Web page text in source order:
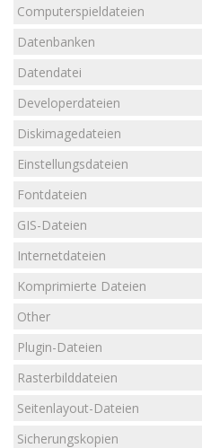
Computerspieldateien
Datenbanken
Datendatei
Developerdateien
Diskimagedateien
Einstellungsdateien
Fontdateien
GIS-Dateien
Internetdateien
Komprimierte Dateien
Other
Plugin-Dateien
Rasterbilddateien
Seitenlayout-Dateien
Sicherungskopien